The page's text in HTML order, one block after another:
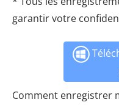
garantir votre
Comment enregistrer